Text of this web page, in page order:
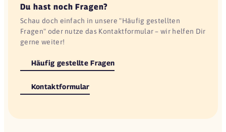
Du hast noch Fragen?
Schau doch einfach in unsere "Häufig gestellten
Fragen" oder nutze das Kontaktformular – wir helfen Dir
gerne weiter!
Häufig gestellte Fragen
Kontaktformular